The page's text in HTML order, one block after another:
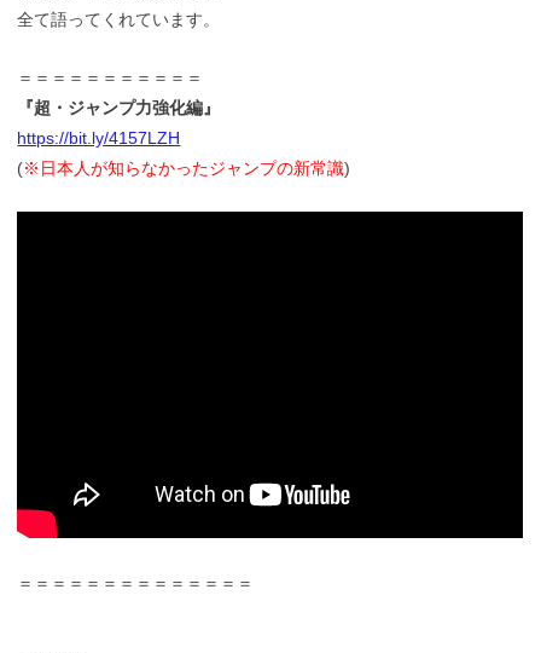
全て語ってくれています。
＝＝＝＝＝＝＝＝＝＝＝
『超・ジャンプ力強化編』
https://bit.ly/4157LZH
(※日本人が知らなかったジャンプの新常識)
＝＝＝＝＝＝＝＝＝＝＝＝＝＝